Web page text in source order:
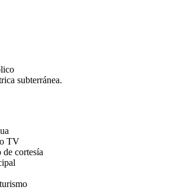
subterránea.
TV
de cortesía